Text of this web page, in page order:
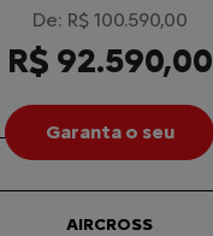
De: R$ 100.590,00
R$ 92.590,00
Garanta o seu
AIRCROSS